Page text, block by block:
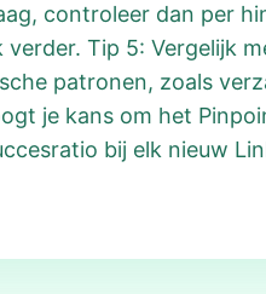
controleer dan per
Tip 5: Vergelijk
patronen, zoals
je kans om het
bij elk nieuw